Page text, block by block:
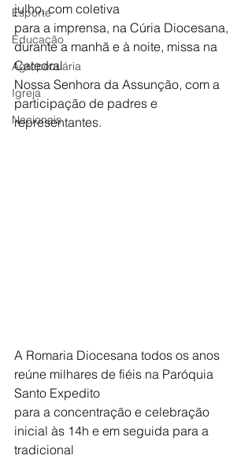
Esporte
Educação
Agropecuária
Igreja
Nacionais
julho, com coletiva
para a imprensa, na Cúria Diocesana,
durante a manhã e à noite, missa na
Catedral
Nossa Senhora da Assunção, com a
participação de padres e
representantes.
A Romaria Diocesana todos os anos
reúne milhares de fiéis na Paróquia
Santo Expedito
para a concentração e celebração
inicial às 14h e em seguida para a
tradicional